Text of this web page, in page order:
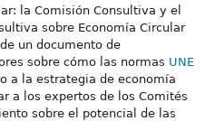
la Comisión Consultiva y el
sobre Economía Circular
un documento de
sobre cómo las normas UNE
a la estrategia de economía
a los expertos de los Comités
sobre el potencial de las